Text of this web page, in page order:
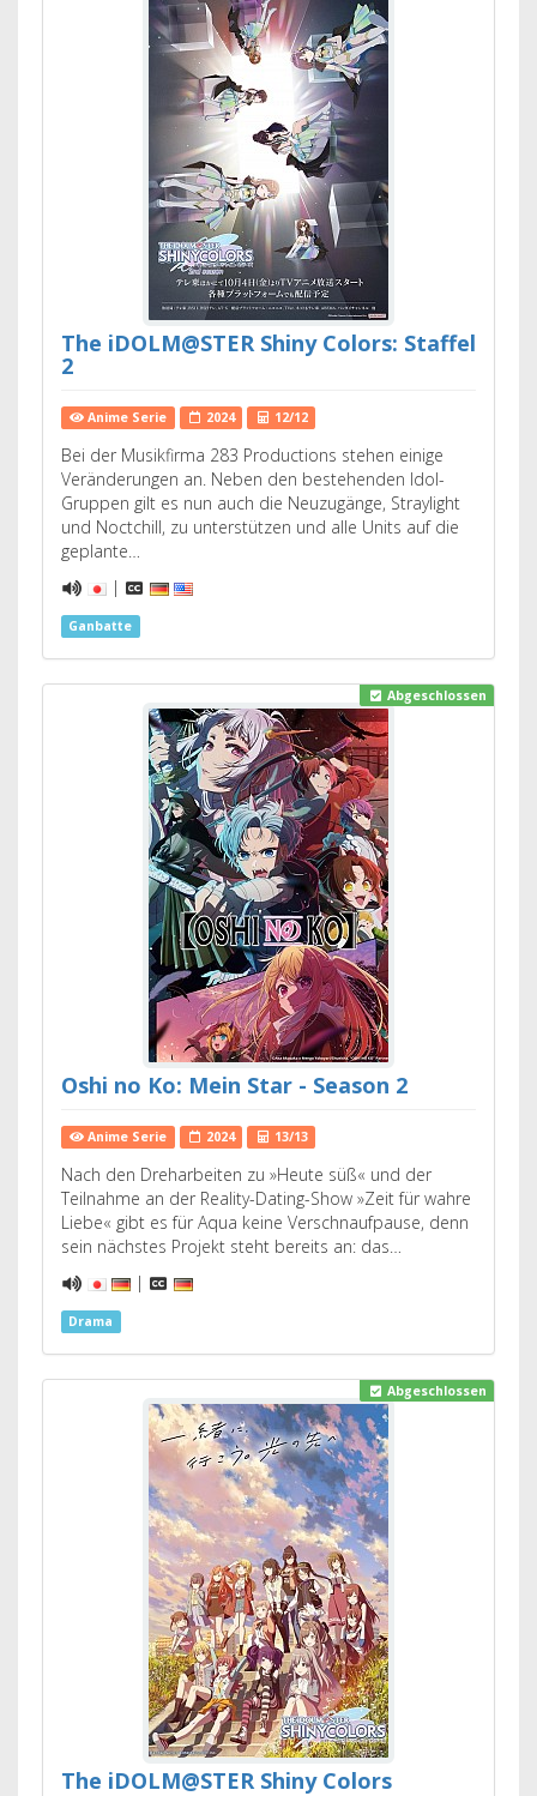
The iDOLM@STER Shiny Colors: Staffel
2
Anime Serie 2024 12/12
Bei der Musikfirma 283 Productions stehen einige
Veränderungen an. Neben den bestehenden Idol-
Gruppen gilt es nun auch die Neuzugänge, Straylight
und Noctchill, zu unterstützen und alle Units auf die
geplante…
|
Ganbatte
Abgeschlossen
Oshi no Ko: Mein Star - Season 2
Anime Serie 2024 13/13
Nach den Dreharbeiten zu »Heute süß« und der
Teilnahme an der Reality-Dating-Show »Zeit für wahre
Liebe« gibt es für Aqua keine Verschnaufpause, denn
sein nächstes Projekt steht bereits an: das…
|
Drama
Abgeschlossen
The iDOLM@STER Shiny Colors